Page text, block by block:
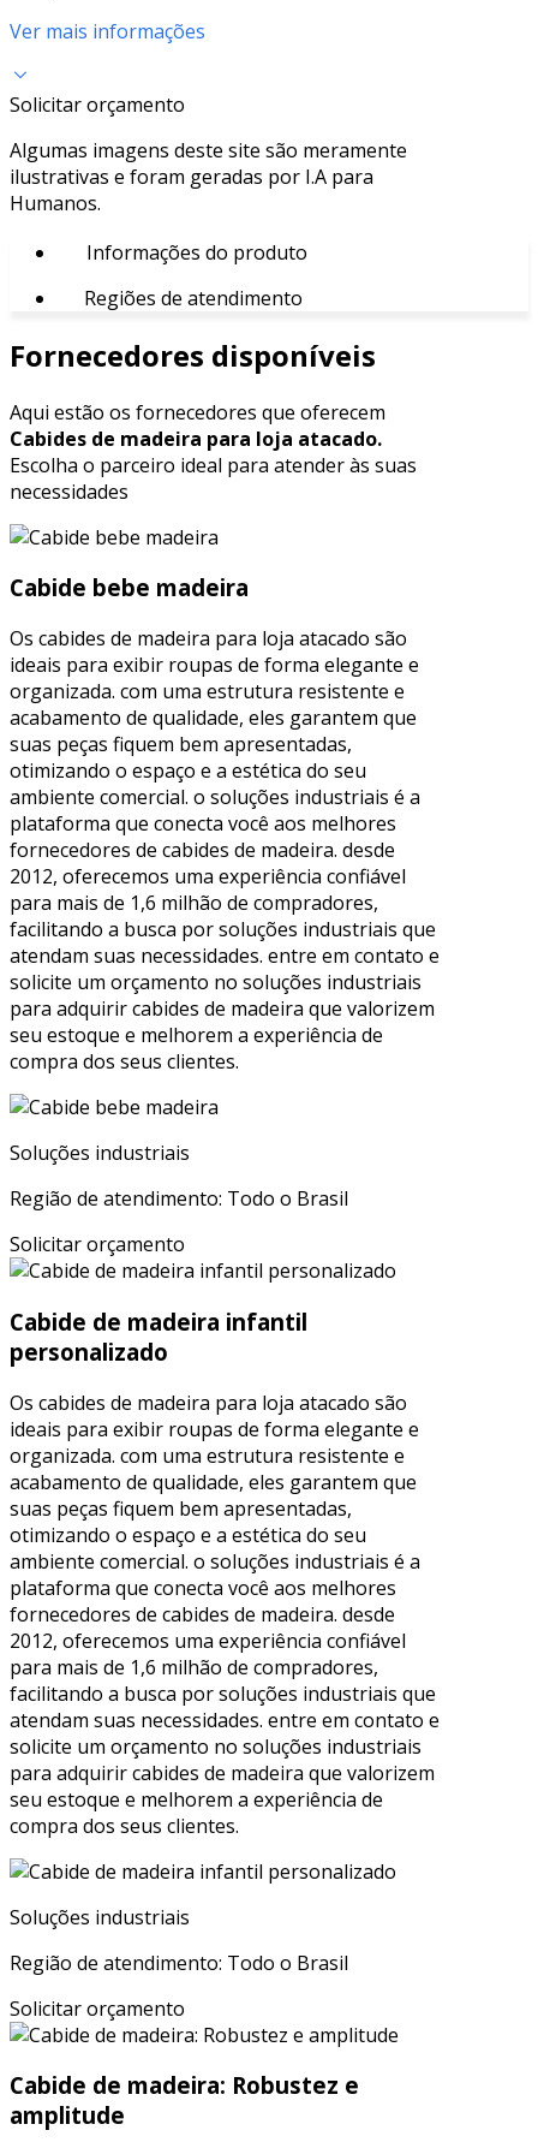
Ver mais informações
Solicitar orçamento
Algumas imagens deste site são meramente
ilustrativas e foram geradas por I.A para
Humanos.
Informações do produto
Regiões de atendimento
Fornecedores disponíveis
Aqui estão os fornecedores que oferecem
Cabides de madeira para loja atacado.
Escolha o parceiro ideal para atender às suas
necessidades
Cabide bebe madeira
Os cabides de madeira para loja atacado são
ideais para exibir roupas de forma elegante e
organizada. com uma estrutura resistente e
acabamento de qualidade, eles garantem que
suas peças fiquem bem apresentadas,
otimizando o espaço e a estética do seu
ambiente comercial. o soluções industriais é a
plataforma que conecta você aos melhores
fornecedores de cabides de madeira. desde
2012, oferecemos uma experiência confiável
para mais de 1,6 milhão de compradores,
facilitando a busca por soluções industriais que
atendam suas necessidades. entre em contato e
solicite um orçamento no soluções industriais
para adquirir cabides de madeira que valorizem
seu estoque e melhorem a experiência de
compra dos seus clientes.
Soluções industriais
Região de atendimento: Todo o Brasil
Solicitar orçamento
Cabide de madeira infantil
personalizado
Os cabides de madeira para loja atacado são
ideais para exibir roupas de forma elegante e
organizada. com uma estrutura resistente e
acabamento de qualidade, eles garantem que
suas peças fiquem bem apresentadas,
otimizando o espaço e a estética do seu
ambiente comercial. o soluções industriais é a
plataforma que conecta você aos melhores
fornecedores de cabides de madeira. desde
2012, oferecemos uma experiência confiável
para mais de 1,6 milhão de compradores,
facilitando a busca por soluções industriais que
atendam suas necessidades. entre em contato e
solicite um orçamento no soluções industriais
para adquirir cabides de madeira que valorizem
seu estoque e melhorem a experiência de
compra dos seus clientes.
Soluções industriais
Região de atendimento: Todo o Brasil
Solicitar orçamento
Cabide de madeira: Robustez e
amplitude